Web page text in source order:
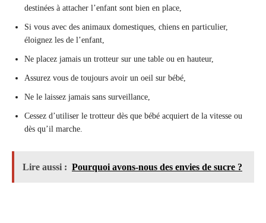
destinées à attacher l’enfant sont bien en place,
Si vous avec des animaux domestiques, chiens en particulier,
éloignez les de l’enfant,
Ne placez jamais un trotteur sur une table ou en hauteur,
Assurez vous de toujours avoir un oeil sur bébé,
Ne le laissez jamais sans surveillance,
Cessez d’utiliser le trotteur dès que bébé acquiert de la vitesse ou
dès qu’il marche.
Lire aussi : Pourquoi avons-nous des envies de sucre ?